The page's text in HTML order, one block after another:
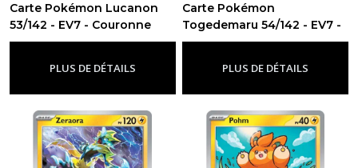
Carte Pokémon Lucanon
53/142 - EV7 - Couronne
Stellaire-Ev7 - Couronne Stellaire
PLUS DE DÉTAILS
Carte Pokémon
Togedemaru 54/142 - EV7 -
Couronne Stellaire-Ev7 -
PLUS DE DÉTAILS